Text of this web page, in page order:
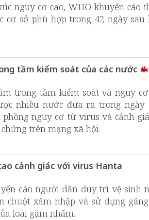
nguy cơ cao, WHO khuyến cáo
cơ sở phù hợp trong 42 ngày
tầm kiểm soát của các nước
trong tầm kiểm soát và nguy
nhiều nước đưa ra trong ngày
phồng nguy cơ từ virus và cảnh
trên mạng xã hội.
cảnh giác với virus Hanta
cáo người dân duy trì vệ sinh
chuột xâm nhập và sử dụng
loài gặm nhấm.